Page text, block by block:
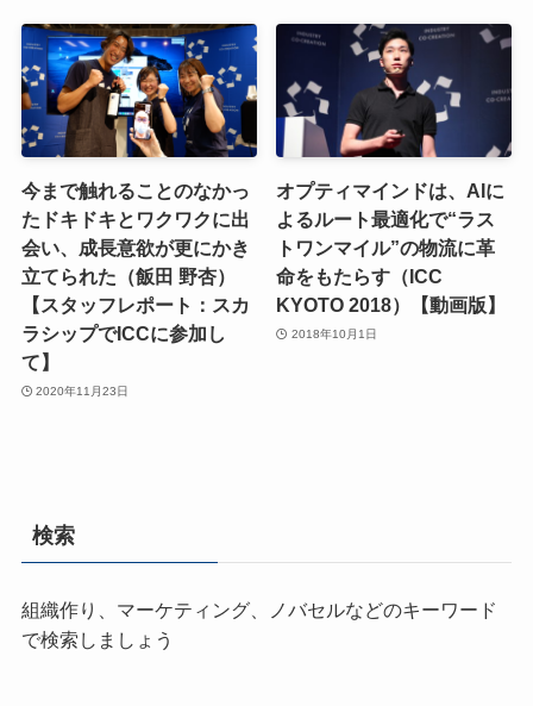
今まで触れることのなかっ
たドキドキとワクワクに出
会い、成長意欲が更にかき
立てられた（飯田 野杏）
【スタッフレポート：スカ
ラシップでICCに参加し
て】
2020年11月23日
オプティマインドは、AIに
よるルート最適化で“ラス
トワンマイル”の物流に革
命をもたらす（ICC
KYOTO 2018）【動画版】
2018年10月1日
検索
組織作り、マーケティング、ノバセルなどのキーワード
で検索しましょう